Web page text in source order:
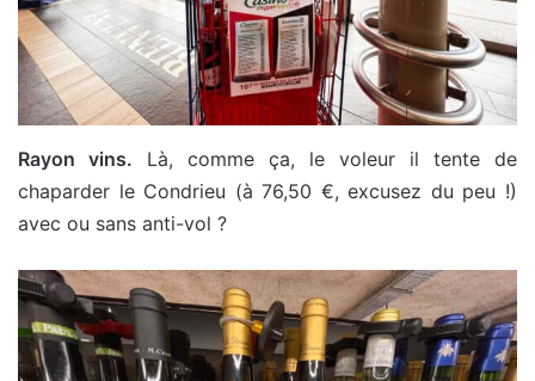
Rayon vins. Là, comme ça, le voleur il tente de
chaparder le Condrieu (à 76,50 €, excusez du peu !)
avec ou sans anti-vol ?